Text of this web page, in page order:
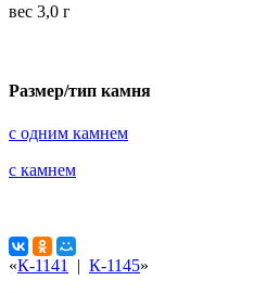
вес 3,0 г
Размер/тип камня
с одним камнем
с камнем
«К-1141 | К-1145»